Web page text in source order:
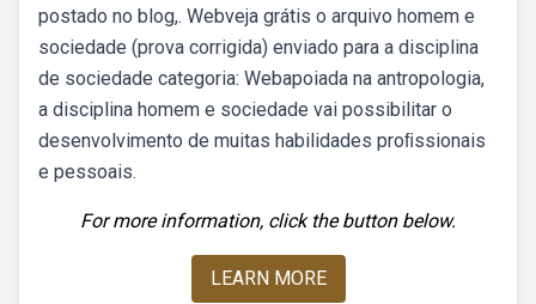
postado no blog,. Webveja grátis o arquivo homem e
sociedade (prova corrigida) enviado para a disciplina
de sociedade categoria: Webapoiada na antropologia,
a disciplina homem e sociedade vai possibilitar o
desenvolvimento de muitas habilidades proﬁssionais
e pessoais.
For more information, click the button below.
LEARN MORE